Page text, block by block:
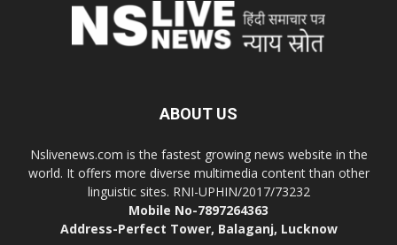
ABOUT US
Nslivenews.com is the fastest growing news website in the
world. It offers more diverse multimedia content than other
linguistic sites. RNI-UPHIN/2017/73232
Mobile No-7897264363
Address-Perfect Tower, Balaganj, Lucknow